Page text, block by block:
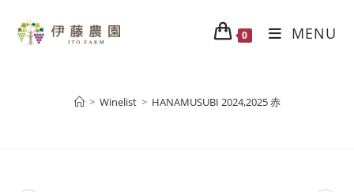
0 MENU
> Winelist > HANAMUSUBI 2024,2025 赤